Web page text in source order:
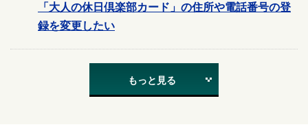
「大人の休日倶楽部カード」の住所や電話番号の登
録を変更したい
もっと見る